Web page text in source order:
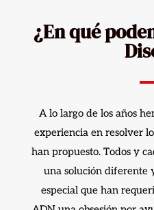
¿En qué
A lo largo de los años
experiencia en resolver
han propuesto. Todos y
una solución diferente
especial que han